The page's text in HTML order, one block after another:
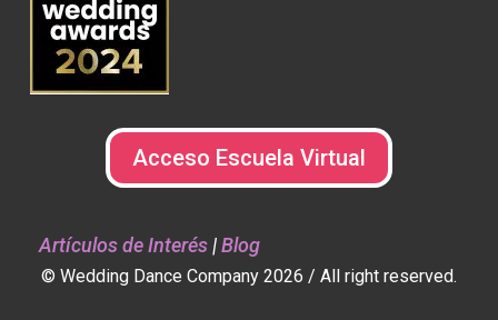
Acceso Escuela Virtual
Artículos de Interés |Blog
© Wedding Dance Company 2026 / All right reserved.